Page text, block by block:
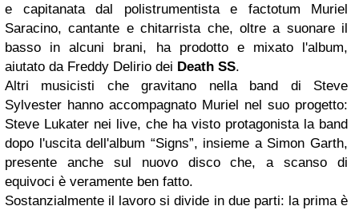
e capitanata dal polistrumentista e factotum Muriel
Saracino, cantante e chitarrista che, oltre a suonare il
basso in alcuni brani, ha prodotto e mixato l'album,
aiutato da Freddy Delirio dei Death SS.
Altri musicisti che gravitano nella band di Steve
Sylvester hanno accompagnato Muriel nel suo progetto:
Steve Lukater nei live, che ha visto protagonista la band
dopo l'uscita dell'album “Signs”, insieme a Simon Garth,
presente anche sul nuovo disco che, a scanso di
equivoci è veramente ben fatto.
Sostanzialmente il lavoro si divide in due parti: la prima è